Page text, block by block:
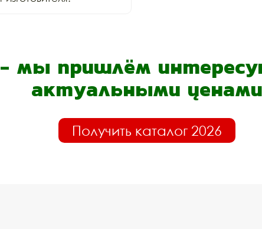
мы пришлём
актуальными ценами
Получить каталог 2026